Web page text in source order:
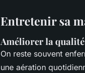
Entretenir sa
Améliorer la
On reste souvent
une aération